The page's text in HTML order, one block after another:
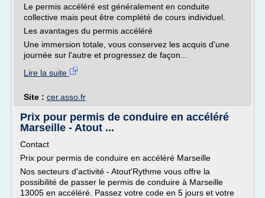
Le permis accéléré est généralement en conduite
collective mais peut être complété de cours individuel.
Les avantages du permis accéléré
Une immersion totale, vous conservez les acquis d'une
journée sur l'autre et progressez de façon...
Lire la suite
Site : cer.asso.fr
Prix pour permis de conduire en accéléré
Marseille - Atout ...
Contact
Prix pour permis de conduire en accéléré Marseille
Nos secteurs d'activité - Atout'Rythme vous offre la
possibilité de passer le permis de conduire à Marseille
13005 en accéléré. Passez votre code en 5 jours et votre